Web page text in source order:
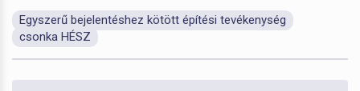
Egyszerű bejelentéshez kötött építési tevékenység
csonka HÉSZ